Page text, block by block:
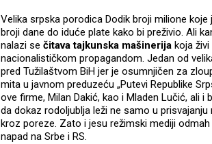
Velika srpska porodica Dodik broji milione
broji dane do iduće plate kako bi preživio. Ali
nalazi se čitava tajkunska mašinerija koja
nacionalističkom propagandom. Jedan od
pred Tužilaštvom BiH jer je osumnjičen za
mita u javnom preduzeću „Putevi Republike
ove firme, Milan Dakić, kao i Mladen Lučić, ali
da dokaz rodoljublja leži ne samo u
kroz poreze. Zato i jesu režimski mediji
napad na Srbe i RS.